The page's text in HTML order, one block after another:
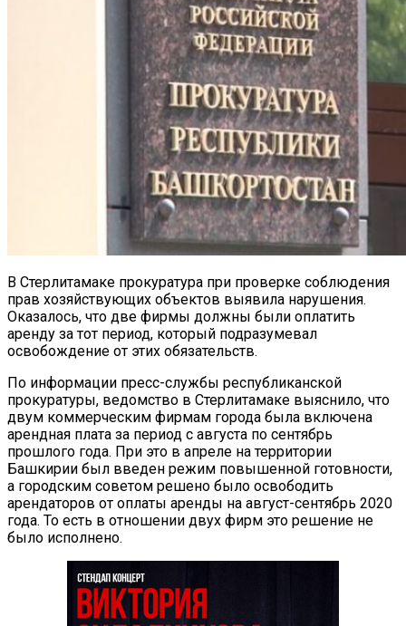
В Стерлитамаке прокуратура при проверке соблюдения
прав хозяйствующих объектов выявила нарушения.
Оказалось, что две фирмы должны были оплатить
аренду за тот период, который подразумевал
освобождение от этих обязательств.
По информации пресс-службы республиканской
прокуратуры, ведомство в Стерлитамаке выяснило, что
двум коммерческим фирмам города была включена
арендная плата за период с августа по сентябрь
прошлого года. При это в апреле на территории
Башкирии был введен режим повышенной готовности,
а городским советом решено было освободить
арендаторов от оплаты аренды на август-сентябрь 2020
года. То есть в отношении двух фирм это решение не
было исполнено.